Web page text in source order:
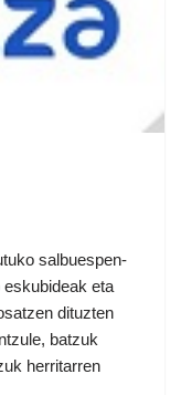
salbuespen-
eta
dituzten
batzuk
herritarren